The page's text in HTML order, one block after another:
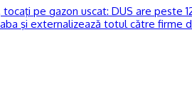
tocaţi pe gazon uscat: DUS are peste
şi externalizează totul către firme